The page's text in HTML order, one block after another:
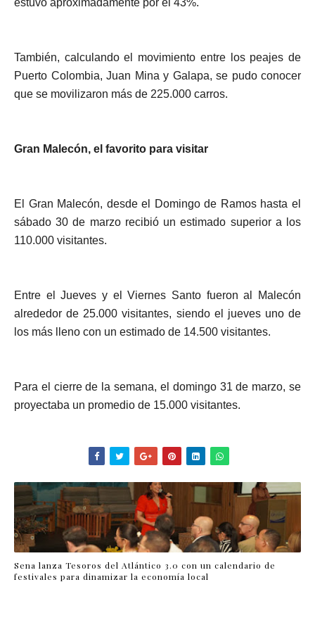
estuvo aproximadamente por el 43%.
También, calculando el movimiento entre los peajes de
Puerto Colombia, Juan Mina y Galapa, se pudo conocer
que se movilizaron más de 225.000 carros.
Gran Malecón, el favorito para visitar
El Gran Malecón, desde el Domingo de Ramos hasta el
sábado 30 de marzo recibió un estimado superior a los
110.000 visitantes.
Entre el Jueves y el Viernes Santo fueron al Malecón
alrededor de 25.000 visitantes, siendo el jueves uno de
los más lleno con un estimado de 14.500 visitantes.
Para el cierre de la semana, el domingo 31 de marzo, se
proyectaba un promedio de 15.000 visitantes.
Sena lanza Tesoros del Atlántico 3.0 con un calendario de
festivales para dinamizar la economía local